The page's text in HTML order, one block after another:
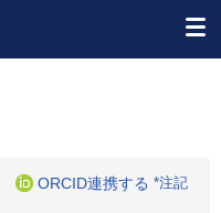
ORCID連携する *注記